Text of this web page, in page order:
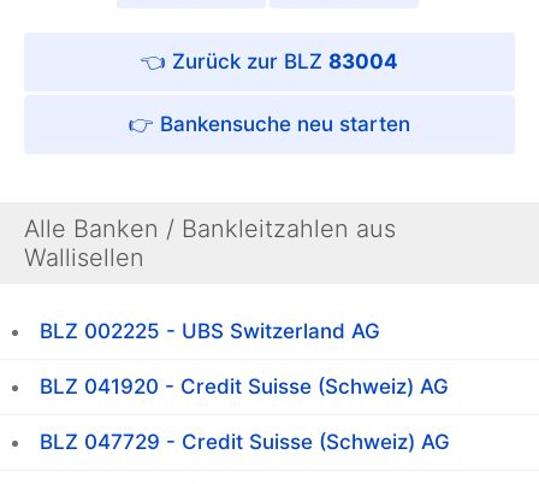
👈 Zurück zur BLZ 83004
👉 Bankensuche neu starten
Alle Banken / Bankleitzahlen aus
Wallisellen
BLZ 002225 - UBS Switzerland AG
BLZ 041920 - Credit Suisse (Schweiz) AG
BLZ 047729 - Credit Suisse (Schweiz) AG